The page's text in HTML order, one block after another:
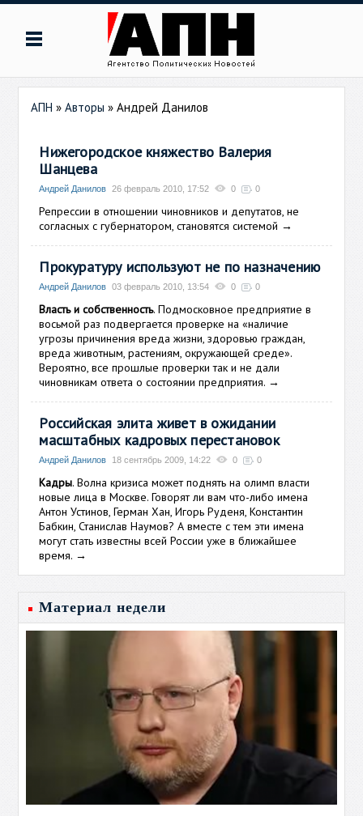
АПН »Авторы »Андрей Данилов
Нижегородское княжество Валерия
Шанцева
Андрей Данилов 26 февраль 2010, 17:52 0 0
Репрессии в отношении чиновников и депутатов, не
согласных с губернатором, становятся системой →
Прокуратуру используют не по назначению
Андрей Данилов 03 февраль 2010, 13:54 0 0
Власть и собственность. Подмосковное предприятие в
восьмой раз подвергается проверке на «наличие
угрозы причинения вреда жизни, здоровью граждан,
вреда животным, растениям, окружающей среде».
Вероятно, все прошлые проверки так и не дали
чиновникам ответа о состоянии предприятия. →
Российская элита живет в ожидании
масштабных кадровых перестановок
Андрей Данилов 18 сентябрь 2009, 14:22 0 0
Кадры. Волна кризиса может поднять на олимп власти
новые лица в Москве. Говорят ли вам что-либо имена
Антон Устинов, Герман Хан, Игорь Руденя, Константин
Бабкин, Станислав Наумов? А вместе с тем эти имена
могут стать известны всей России уже в ближайшее
время. →
Материал недели